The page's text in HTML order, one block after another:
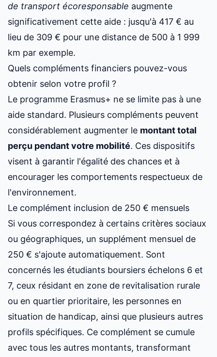
de transport écoresponsable augmente
significativement cette aide : jusqu'à 417 € au
lieu de 309 € pour une distance de 500 à 1 999
km par exemple.
Quels compléments financiers pouvez-vous
obtenir selon votre profil ?
Le programme Erasmus+ ne se limite pas à une
aide standard. Plusieurs compléments peuvent
considérablement augmenter le montant total
perçu pendant votre mobilité. Ces dispositifs
visent à garantir l'égalité des chances et à
encourager les comportements respectueux de
l'environnement.
Le complément inclusion de 250 € mensuels
Si vous correspondez à certains critères sociaux
ou géographiques, un supplément mensuel de
250 € s'ajoute automatiquement. Sont
concernés les étudiants boursiers échelons 6 et
7, ceux résidant en zone de revitalisation rurale
ou en quartier prioritaire, les personnes en
situation de handicap, ainsi que plusieurs autres
profils spécifiques. Ce complément se cumule
avec tous les autres montants, transformant